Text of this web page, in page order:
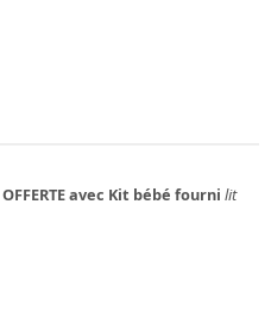
OFFERTE avec Kit bébé fourni lit